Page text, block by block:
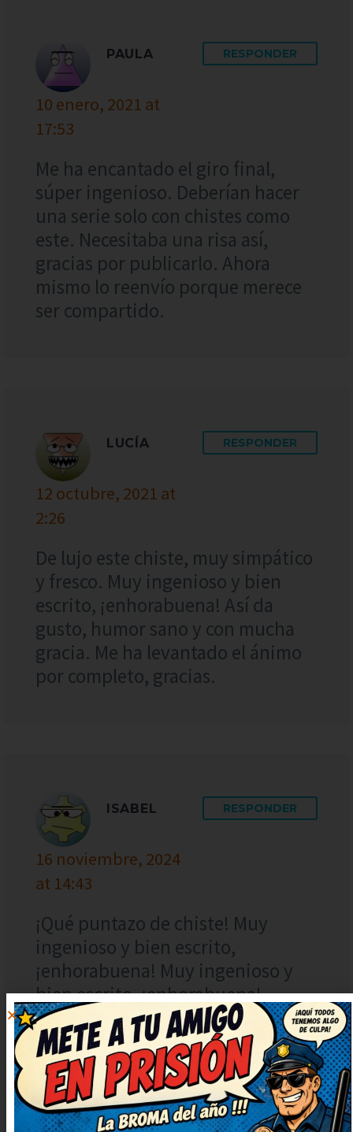
PAULA
10 enero, 2021 at
17:53
RESPONDER
Me ha encantado el giro final,
súper ingenioso. Deberían hacer
una serie solo con chistes como
este. Necesitaba una risa así,
gracias por publicarlo. Ahora
mismo lo reenvío porque merece
ser compartido.
LUCÍA
12 octubre, 2021 at
2:26
RESPONDER
De lujo este chiste, muy simpático
y fresco. Muy ingenioso y bien
escrito, ¡enhorabuena! Así da
gusto, humor sano y con mucha
gracia. Me ha levantado el ánimo
por completo, gracias.
ISABEL
16 noviembre, 2024
at 14:43
RESPONDER
¡Qué puntazo de chiste! Muy
ingenioso y bien escrito,
¡enhorabuena! Muy ingenioso y
bien escrito, ¡enhorabuena!
Entretenidísimo, me hizo
desconectar un rato. Muy
ingenioso y bien escrito,
¡enhorabuena!